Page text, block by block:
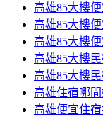
高雄85大樓
高雄85大樓
高雄85大樓
高雄85大樓
高雄85大樓
高雄住宿哪
高雄便宜住